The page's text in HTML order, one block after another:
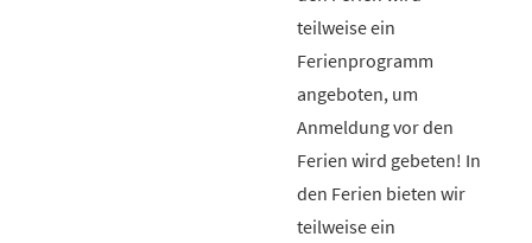
teilweise ein
Ferienprogramm
angeboten, um
Anmeldung vor den
Ferien wird gebeten! In
den Ferien bieten wir
teilweise ein